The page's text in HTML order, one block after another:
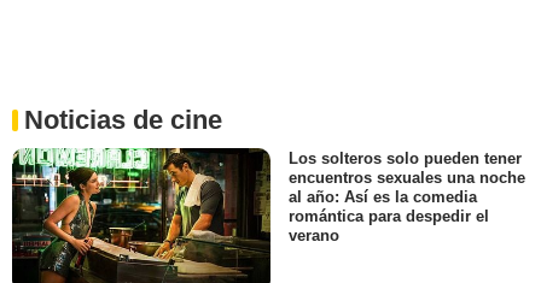
Noticias de cine
Los solteros solo pueden tener
encuentros sexuales una noche
al año: Así es la comedia
romántica para despedir el
verano